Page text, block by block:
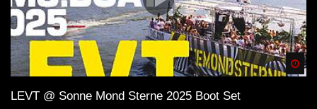
LEVT @ Sonne Mond Sterne 2025 Boot Set